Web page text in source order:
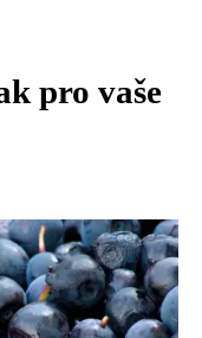
pro vaše